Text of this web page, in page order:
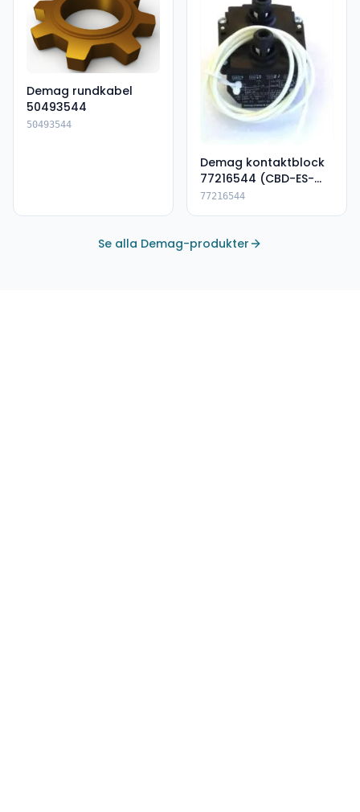
Demag rundkabel
50493544
50493544
Demag kontaktblock
77216544 (CBD-ES-
DSK)
77216544
Se alla Demag-produkter